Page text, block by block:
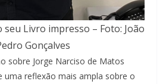
seu Livro impresso – Foto: João
Gonçalves
sobre Jorge Narciso de Matos
uma reflexão mais ampla sobre o